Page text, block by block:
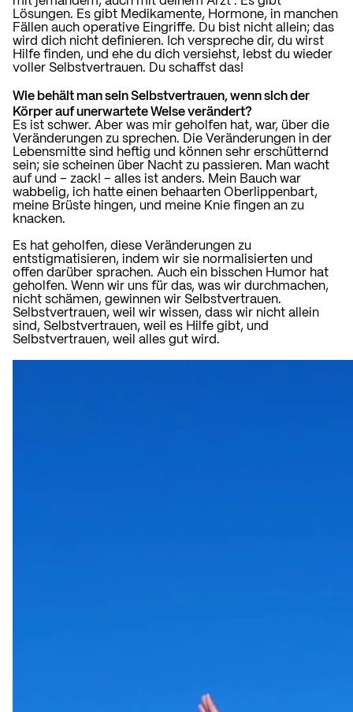
Lösungen. Es gibt Medikamente, Hormone, in manchen
Fällen auch operative Eingriffe. Du bist nicht allein; das
wird dich nicht definieren. Ich verspreche dir, du wirst
Hilfe finden, und ehe du dich versiehst, lebst du wieder
voller Selbstvertrauen. Du schaffst das!
Wie behält man sein Selbstvertrauen, wenn sich der
Körper auf unerwartete Weise verändert?
Es ist schwer. Aber was mir geholfen hat, war, über die
Veränderungen zu sprechen. Die Veränderungen in der
Lebensmitte sind heftig und können sehr erschütternd
sein; sie scheinen über Nacht zu passieren. Man wacht
auf und – zack! – alles ist anders. Mein Bauch war
wabbelig, ich hatte einen behaarten Oberlippenbart,
meine Brüste hingen, und meine Knie fingen an zu
knacken.
Es hat geholfen, diese Veränderungen zu
entstigmatisieren, indem wir sie normalisierten und
offen darüber sprachen. Auch ein bisschen Humor hat
geholfen. Wenn wir uns für das, was wir durchmachen,
nicht schämen, gewinnen wir Selbstvertrauen.
Selbstvertrauen, weil wir wissen, dass wir nicht allein
sind, Selbstvertrauen, weil es Hilfe gibt, und
Selbstvertrauen, weil alles gut wird.